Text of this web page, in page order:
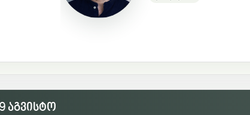
აგვისტო